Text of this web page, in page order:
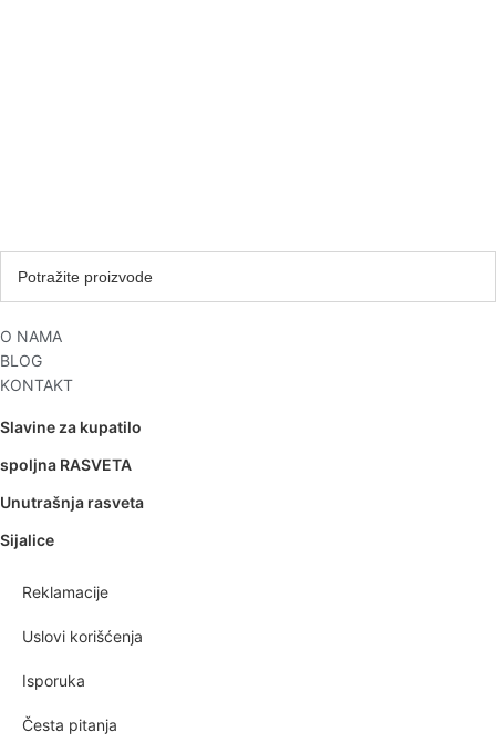
O NAMA
BLOG
KONTAKT
Slavine za kupatilo
spoljna RASVETA
Unutrašnja rasveta
Sijalice
Reklamacije
Uslovi korišćenja
Isporuka
Česta pitanja